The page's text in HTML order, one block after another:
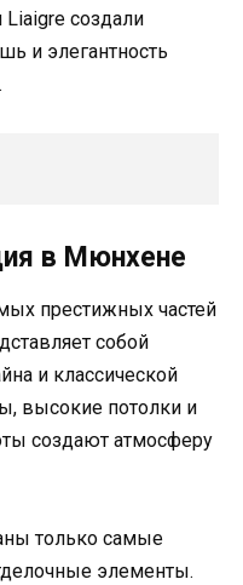
Liaigre создали
и элегантность
в Мюнхене
престижных частей
собой
и классической
высокие потолки и
создают атмосферу
только самые
элементы.